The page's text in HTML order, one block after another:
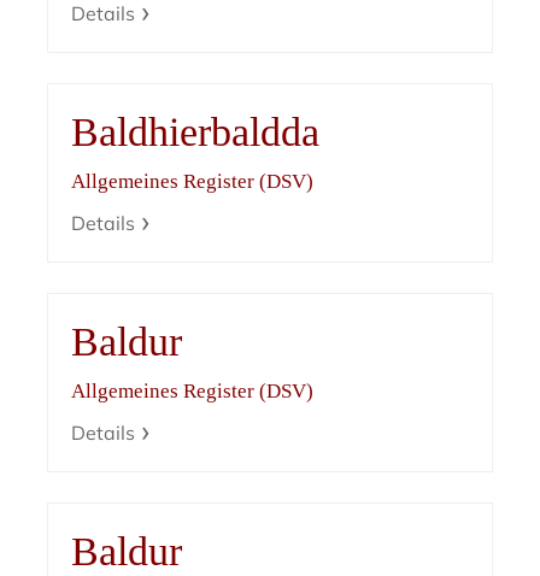
Details
Baldhierbaldda
Allgemeines Register (DSV)
Details
Baldur
Allgemeines Register (DSV)
Details
Baldur